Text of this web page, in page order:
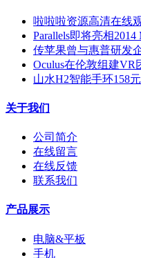
啦啦啦资源高清在线
Parallels即将亮相
传苹果曾与惠普研发
Oculus在伦敦组建VR
山水H2智能手环158
关于我们
公司简介
在线留言
在线反馈
联系我们
产品展示
电脑&平板
手机